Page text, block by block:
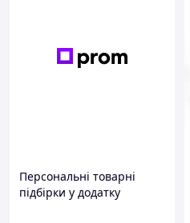
Персональні товарні
підбірки у додатку